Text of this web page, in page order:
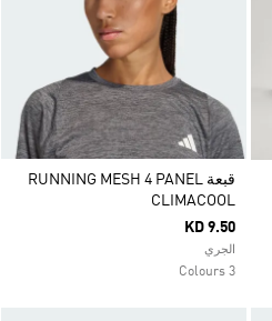
قبعة RUNNING MESH 4 PANEL
CLIMACOOL
KD 9.50
الجري
3 Colours